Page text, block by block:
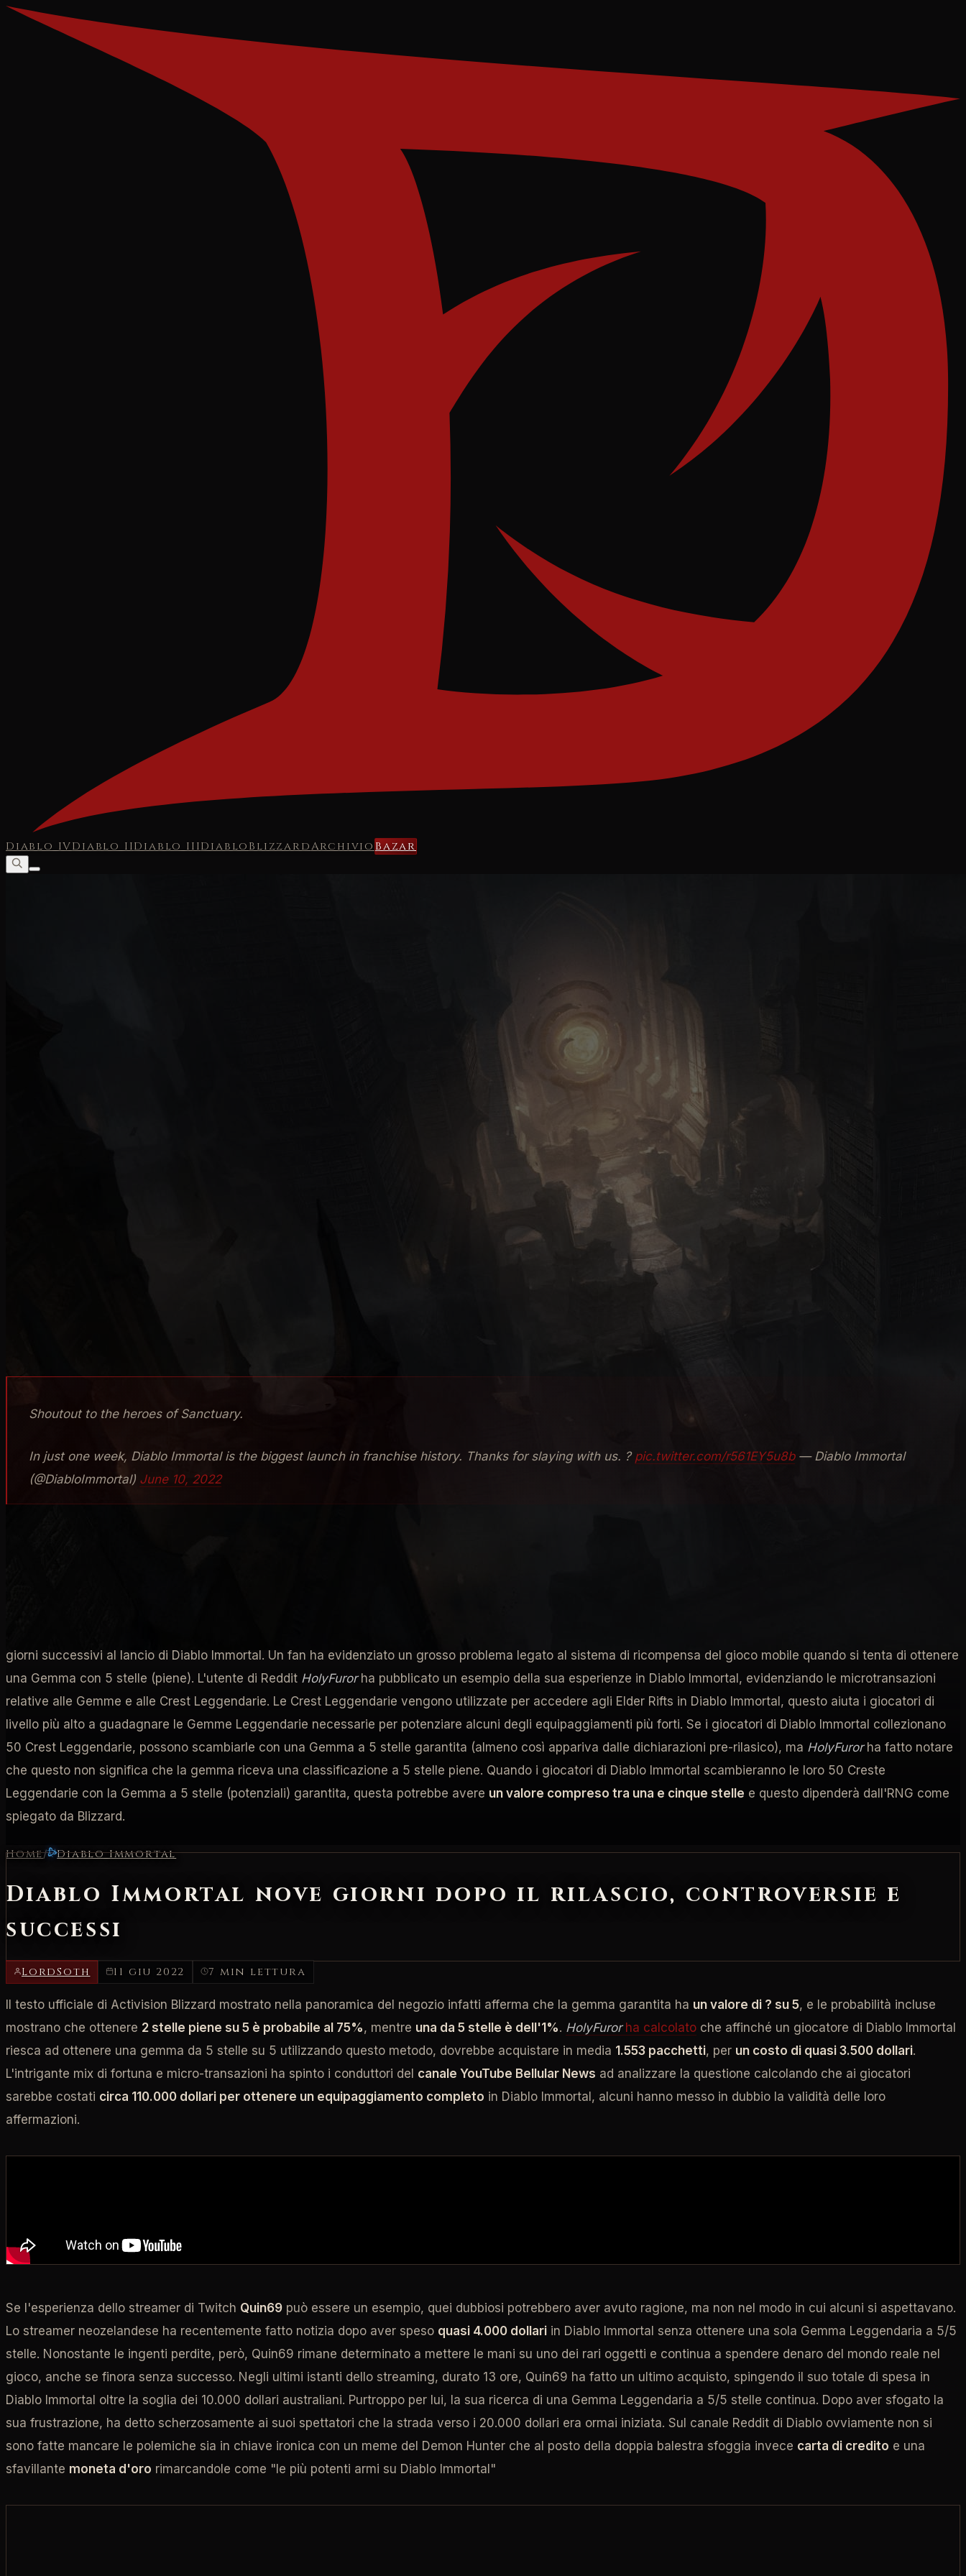
Diablo IVDiablo IIDiablo IIIDiabloBlizzardArchivioBazar
Home/ Diablo Immortal
Diablo Immortal nove giorni dopo il rilascio, controversie e
successi
LordSoth 11 giu 2022 7 min lettura
è davvero un bel gioco: divertente, immediato, curato e decisamente ben programmato. Lo possiamo definire un perfetto esempio di trasposizione
verso il mercato mobile di un titolo nato su PC. Ricostruito da zero pensandolo proprio per questa piattaforma, similmente a quanto già fatto per Diablo III con le
la prima posizione tra le app più scaricate nell'AppleStore
Shoutout to the heroes of Sanctuary.
In just one week, Diablo Immortal is the biggest launch in franchise history. Thanks for slaying with us. ? pic.twitter.com/r561EY5u8b— Diablo Immortal
(@DiabloImmortal) June 10, 2022
giorni successivi al lancio di Diablo Immortal. Un fan ha evidenziato un grosso problema legato al sistema di ricompensa del gioco mobile quando si tenta di ottenere
una Gemma con 5 stelle (piene). L'utente di Reddit HolyFurorha pubblicato un esempio della sua esperienze in Diablo Immortal, evidenziando le microtransazioni
relative alle Gemme e alle Crest Leggendarie. Le Crest Leggendarie vengono utilizzate per accedere agli Elder Rifts in Diablo Immortal, questo aiuta i giocatori di
livello più alto a guadagnare le Gemme Leggendarie necessarie per potenziare alcuni degli equipaggiamenti più forti. Se i giocatori di Diablo Immortal collezionano
50 Crest Leggendarie, possono scambiarle con una Gemma a 5 stelle garantita (almeno così appariva dalle dichiarazioni pre-rilasico), ma HolyFurorha fatto notare
che questo non significa che la gemma riceva una classificazione a 5 stelle piene. Quando i giocatori di Diablo Immortal scambieranno le loro 50 Creste
Leggendarie con la Gemma a 5 stelle (potenziali) garantita, questa potrebbe avere un valore compreso tra una e cinque stelle e questo dipenderà dall'RNG come
spiegato da Blizzard.
Il testo ufficiale di Activision Blizzard mostrato nella panoramica del negozio infatti afferma che la gemma garantita ha un valore di ? su 5, e le probabilità incluse
mostrano che ottenere 2 stelle piene su 5 è probabile al 75%, mentre una da 5 stelle è dell'1%. HolyFurorha calcolato che affinché un giocatore di Diablo Immortal
riesca ad ottenere una gemma da 5 stelle su 5 utilizzando questo metodo, dovrebbe acquistare in media 1.553 pacchetti, per un costo di quasi 3.500 dollari.
L'intrigante mix di fortuna e micro-transazioni ha spinto i conduttori del canale YouTube Bellular News ad analizzare la questione calcolando che ai giocatori
sarebbe costati circa 110.000 dollari per ottenere un equipaggiamento completo in Diablo Immortal, alcuni hanno messo in dubbio la validità delle loro
affermazioni.
Se l'esperienza dello streamer di Twitch Quin69 può essere un esempio, quei dubbiosi potrebbero aver avuto ragione, ma non nel modo in cui alcuni si aspettavano.
Lo streamer neozelandese ha recentemente fatto notizia dopo aver speso quasi 4.000 dollari in Diablo Immortal senza ottenere una sola Gemma Leggendaria a 5/5
stelle. Nonostante le ingenti perdite, però, Quin69 rimane determinato a mettere le mani su uno dei rari oggetti e continua a spendere denaro del mondo reale nel
gioco, anche se finora senza successo. Negli ultimi istanti dello streaming, durato 13 ore, Quin69 ha fatto un ultimo acquisto, spingendo il suo totale di spesa in
Diablo Immortal oltre la soglia dei 10.000 dollari australiani. Purtroppo per lui, la sua ricerca di una Gemma Leggendaria a 5/5 stelle continua. Dopo aver sfogato la
sua frustrazione, ha detto scherzosamente ai suoi spettatori che la strada verso i 20.000 dollari era ormai iniziata. Sul canale Reddit di Diablo ovviamente non si
sono fatte mancare le polemiche sia in chiave ironica con un meme del Demon Hunter che al posto della doppia balestra sfoggia invece carta di credito e una
sfavillante moneta d'oro rimarcandole come "le più potenti armi su Diablo Immortal"